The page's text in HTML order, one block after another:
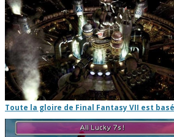
Toute la gloire de Final Fantasy VII est